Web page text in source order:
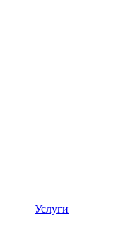
Услуги